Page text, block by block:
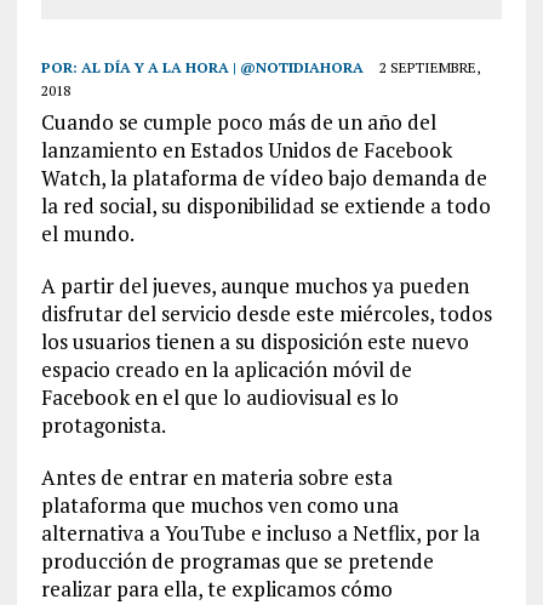
POR: AL DÍA Y A LA HORA | @NOTIDIAHORA
2 SEPTIEMBRE,
2018
Cuando se cumple poco más de un año del
lanzamiento en Estados Unidos de Facebook
Watch, la plataforma de vídeo bajo demanda de
la red social, su disponibilidad se extiende a todo
el mundo.
A partir del jueves, aunque muchos ya pueden
disfrutar del servicio desde este miércoles, todos
los usuarios tienen a su disposición este nuevo
espacio creado en la aplicación móvil de
Facebook en el que lo audiovisual es lo
protagonista.
Antes de entrar en materia sobre esta
plataforma que muchos ven como una
alternativa a YouTube e incluso a Netflix, por la
producción de programas que se pretende
realizar para ella, te explicamos cómo